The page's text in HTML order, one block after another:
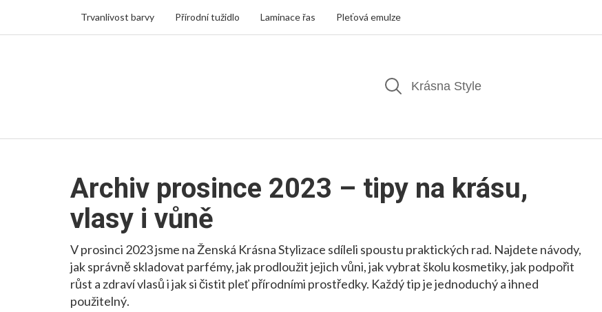
Trvanlivost barvy Přírodní tužidlo Laminace řas Pleťová emulze
Archiv prosince 2023 – tipy na krásu,
vlasy i vůně
V prosinci 2023 jsme na Ženská Krásna Stylizace sdíleli spoustu praktických rad. Najdete návody,
jak správně skladovat parfémy, jak prodloužit jejich vůni, jak vybrat školu kosmetiky, jak podpořit
růst a zdraví vlasů i jak si čistit pleť přírodními prostředky. Každý tip je jednoduchý a ihned
použitelný.